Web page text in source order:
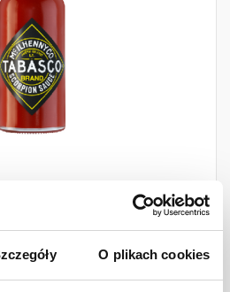
O plikach cookies
Scorpion Sauce
60 ml